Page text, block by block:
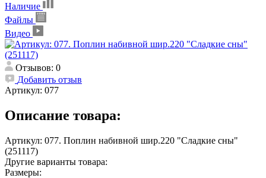
Наличие
Файлы
Видео
Отзывов: 0
Добавить отзыв
Артикул: 077
Описание товара:
Артикул: 077. Поплин набивной шир.220 "Сладкие сны"
(251117)
Другие варианты товара:
Размеры: